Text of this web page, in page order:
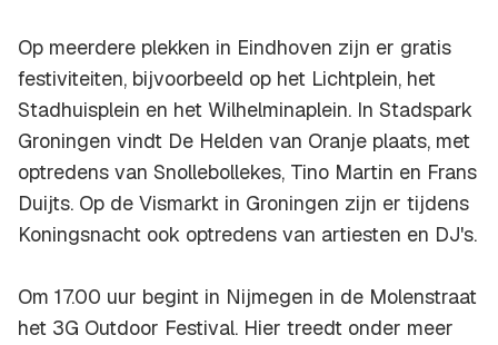
Op meerdere plekken in Eindhoven zijn er gratis
festiviteiten, bijvoorbeeld op het Lichtplein, het
Stadhuisplein en het Wilhelminaplein. In Stadspark
Groningen vindt De Helden van Oranje plaats, met
optredens van Snollebollekes, Tino Martin en Frans
Duijts. Op de Vismarkt in Groningen zijn er tijdens
Koningsnacht ook optredens van artiesten en DJ's.
Om 17.00 uur begint in Nijmegen in de Molenstraat
het 3G Outdoor Festival. Hier treedt onder meer